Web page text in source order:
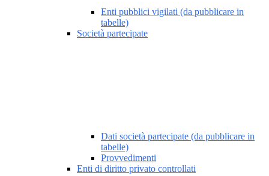
Enti pubblici vigilati (da pubblicare in
tabelle)
Società partecipate
Dati società partecipate (da pubblicare in
tabelle)
Provvedimenti
Enti di diritto privato controllati